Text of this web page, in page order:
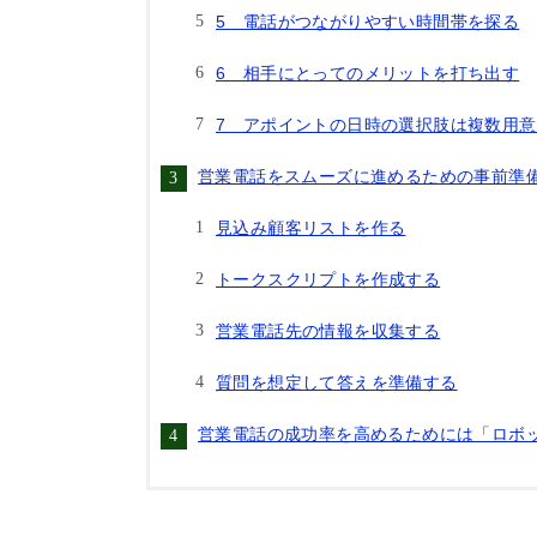
5 電話がつながりやすい時間帯を探る
6 相手にとってのメリットを打ち出す
7 アポイントの日時の選択肢は複数用意
営業電話をスムーズに進めるための事前準
見込み顧客リストを作る
トークスクリプトを作成する
営業電話先の情報を収集する
質問を想定して答えを準備する
営業電話の成功率を高めるためには「ロボ